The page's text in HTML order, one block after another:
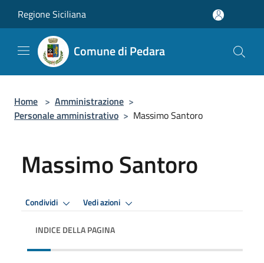
Regione Siciliana
Comune di Pedara
Home > Amministrazione >
Personale amministrativo > Massimo Santoro
Massimo Santoro
Condividi Vedi azioni
INDICE DELLA PAGINA